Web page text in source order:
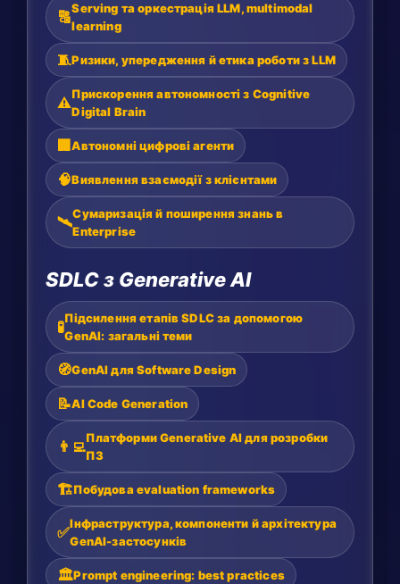
🔠Serving та оркестрація LLM, multimodal
learning
🧵Ризики, упередження й етика роботи з LLM
⚠️Прискорення автономності з Cognitive
Digital Brain
🏢Автономні цифрові агенти
🧠Виявлення взаємодії з клієнтами
🛰️Сумаризація й поширення знань в
Enterprise
SDLC з Generative AI
🧪Підсилення етапів SDLC за допомогою
GenAI: загальні теми
🧭GenAI для Software Design
📝AI Code Generation
👨‍💻Платформи Generative AI для розробки
ПЗ
🏗️Побудова evaluation frameworks
✅Інфраструктура, компоненти й архітектура
GenAI-застосунків
🏛️Prompt engineering: best practices